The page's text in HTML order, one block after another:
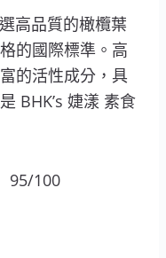
高品質的橄欖葉
的國際標準。高
的活性成分，具
BHK’s 婕漾 素食
95/100